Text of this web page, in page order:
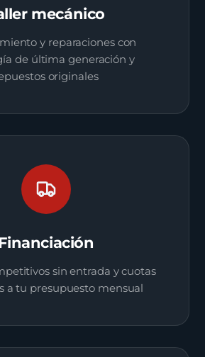
mecánico
y reparaciones con
de última generación y
originales
sin entrada y cuotas
a tu presupuesto mensual